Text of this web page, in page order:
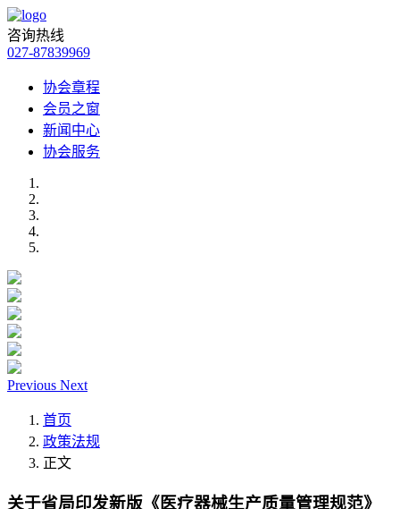
咨询热线
027-87839969
协会章程
会员之窗
新闻中心
协会服务
Previous Next
首页
政策法规
正文
关于省局印发新版《医疗器械生产质量管理规范》